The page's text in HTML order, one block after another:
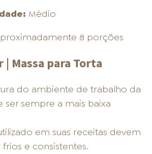
Médio
8 porções
Massa para Torta
do ambiente de trabalho da
ser sempre a mais baixa
em suas receitas devem
e consistentes.